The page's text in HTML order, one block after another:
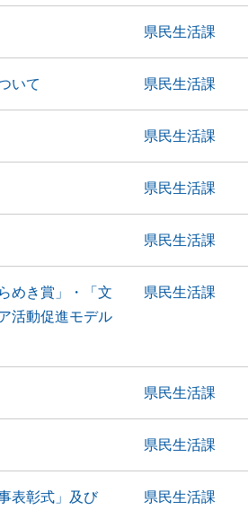
県民生活課
いて 県民生活課
県民生活課
県民生活課
県民生活課
めき賞」・「文
活動促進モデル
県民生活課
県民生活課
県民生活課
表彰式」及び
県民生活課